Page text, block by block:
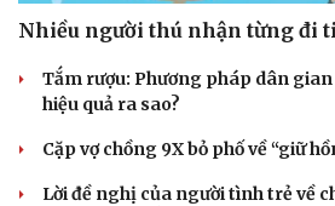
Nhiều người thú nhận từng đi
Tắm rượu: Phương pháp dân
hiệu quả ra sao?
Cặp vợ chồng 9X bỏ phố về “giữ
Lời đề nghị của người tình trẻ về